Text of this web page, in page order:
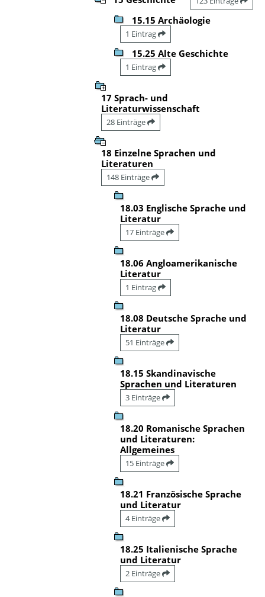
15.15 Archäologie
1 Eintrag
15.25 Alte Geschichte
1 Eintrag
17 Sprach- und
Literaturwissenschaft
28 Einträge
18 Einzelne Sprachen und
Literaturen
148 Einträge
18.03 Englische Sprache und
Literatur
17 Einträge
18.06 Angloamerikanische
Literatur
1 Eintrag
18.08 Deutsche Sprache und
Literatur
51 Einträge
18.15 Skandinavische
Sprachen und Literaturen
3 Einträge
18.20 Romanische Sprachen
und Literaturen:
Allgemeines
15 Einträge
18.21 Französische Sprache
und Literatur
4 Einträge
18.25 Italienische Sprache
und Literatur
2 Einträge